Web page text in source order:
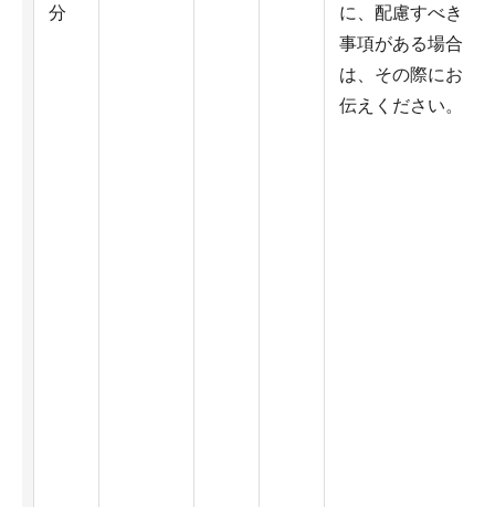
分
に、配慮すべき
事項がある場合
は、その際にお
伝えください。